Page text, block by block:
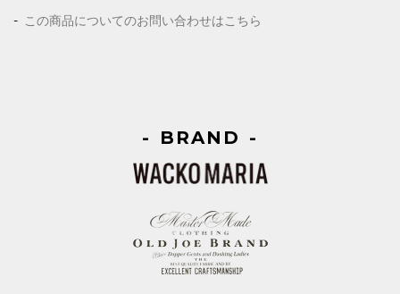
この商品についてのお問い合わせはこちら
BRAND